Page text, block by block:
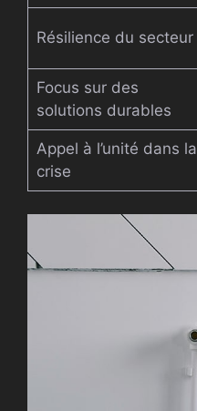
Résilience du secteur
Focus sur des
solutions durables
Appel à l’unité dans la
crise